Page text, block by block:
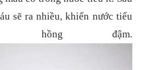
sẽ ra nhiều, khiến nước tiểu
hồng đậm.